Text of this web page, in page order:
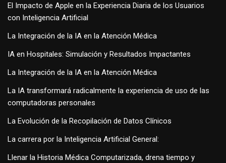
El Impacto de Apple en la Experiencia Diaria de los Usuarios
con Inteligencia Artificial
La Integración de la IA en la Atención Médica
IA en Hospitales: Simulación y Resultados Impactantes
La Integración de la IA en la Atención Médica
La IA transformará radicalmente la experiencia de uso de las
computadoras personales
La Evolución de la Recopilación de Datos Clínicos
La carrera por la Inteligencia Artificial General:
Llenar la Historia Médica Computarizada, drena tiempo y